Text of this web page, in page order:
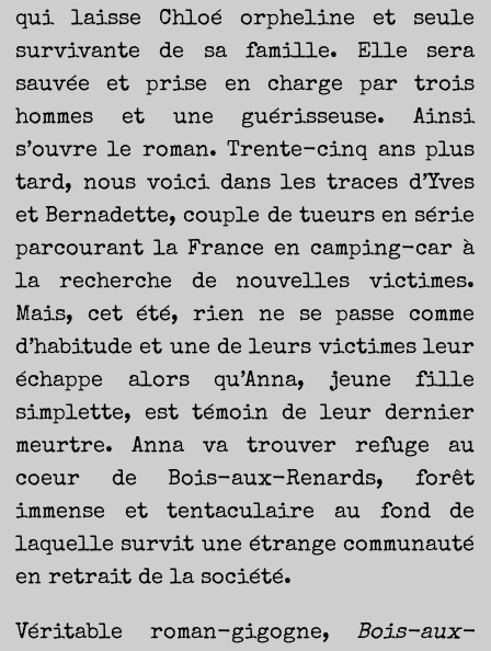
qui laisse Chloé orpheline et seule
survivante de sa famille. Elle sera
sauvée et prise en charge par trois
hommes et une guérisseuse. Ainsi
s’ouvre le roman. Trente-cinq ans plus
tard, nous voici dans les traces d’Yves
et Bernadette, couple de tueurs en série
parcourant la France en camping-car à
la recherche de nouvelles victimes.
Mais, cet été, rien ne se passe comme
d’habitude et une de leurs victimes leur
échappe alors qu’Anna, jeune fille
simplette, est témoin de leur dernier
meurtre. Anna va trouver refuge au
coeur de Bois-aux-Renards, forêt
immense et tentaculaire au fond de
laquelle survit une étrange communauté
en retrait de la société.
Véritable roman-gigogne, Bois-aux-